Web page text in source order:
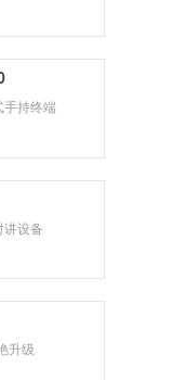
持终端
设备
升级